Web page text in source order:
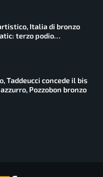
Italia di bronzo
terzo podio
Taddeucci concede il bis
Pozzobon bronzo